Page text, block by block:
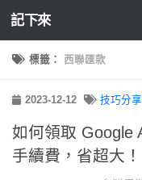
記下來
標籤： 西聯匯款
2023-12-12 技巧分享
如何領取 Google
手續費，省超大！